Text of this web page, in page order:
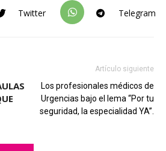
Twitter Telegram
Artículo siguiente
Los profesionales médicos de
Urgencias bajo el lema “Por tu
seguridad, la especialidad YA”.